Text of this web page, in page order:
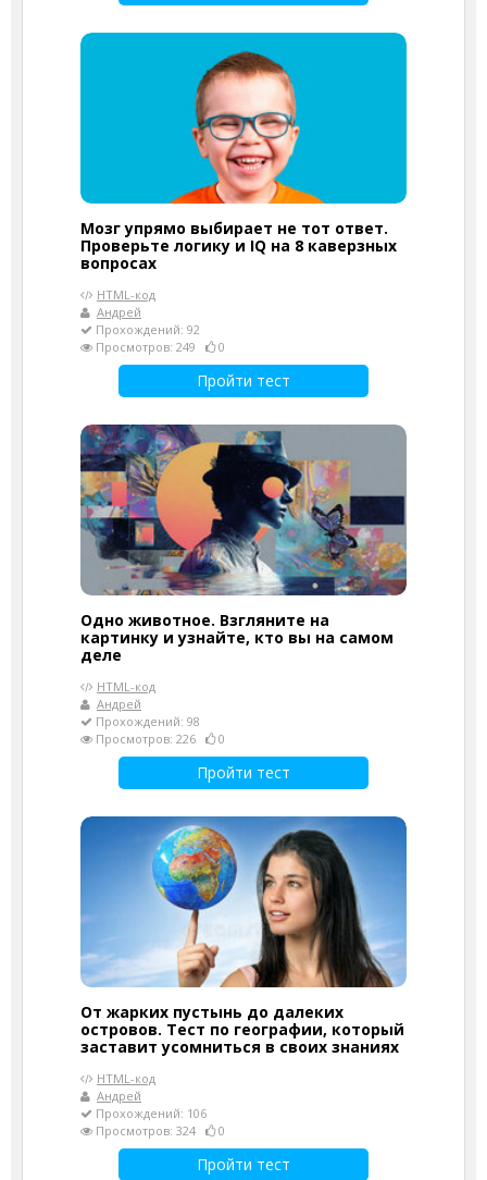
Мозг упрямо выбирает не тот ответ.
Проверьте логику и IQ на 8 каверзных
вопросах
HTML-код
Андрей
Прохождений: 92
Просмотров: 249
0
Пройти тест
Одно животное. Взгляните на
картинку и узнайте, кто вы на самом
деле
HTML-код
Андрей
Прохождений: 98
Просмотров: 226
0
Пройти тест
От жарких пустынь до далеких
островов. Тест по географии, который
заставит усомниться в своих знаниях
HTML-код
Андрей
Прохождений: 106
Просмотров: 324
0
Пройти тест